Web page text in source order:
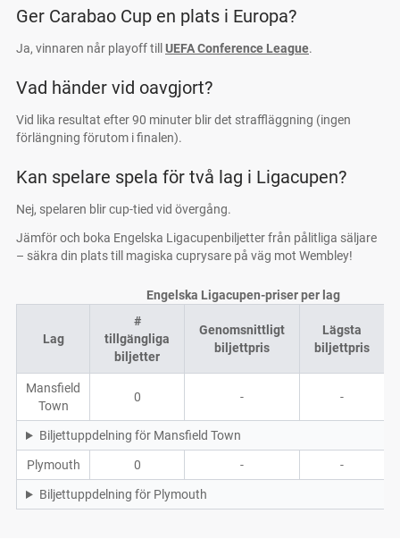
Ger Carabao Cup en plats i Europa?
Ja, vinnaren når playoff till UEFA Conference League.
Vad händer vid oavgjort?
Vid lika resultat efter 90 minuter blir det straffläggning (ingen
förlängning förutom i finalen).
Kan spelare spela för två lag i Ligacupen?
Nej, spelaren blir cup-tied vid övergång.
Jämför och boka Engelska Ligacupenbiljetter från pålitliga säljare
– säkra din plats till magiska cuprysare på väg mot Wembley!
Engelska Ligacupen-priser per lag
Lag
#
tillgängliga
biljetter
Genomsnittligt
biljettpris
Lägsta
biljettpris
Mansfield
Town
0 - -
Biljettuppdelning för Mansfield Town
Plymouth 0 - -
Biljettuppdelning för Plymouth